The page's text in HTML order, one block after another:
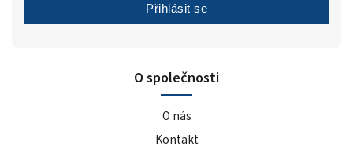
O společnosti
O nás
Kontakt
Přihlásit se